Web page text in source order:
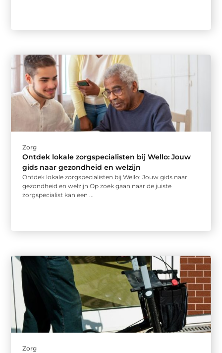
Zorg
Ontdek lokale zorgspecialisten bij Wello: Jouw
gids naar gezondheid en welzijn
Ontdek lokale zorgspecialisten bij Wello: Jouw gids naar
gezondheid en welzijn Op zoek gaan naar de juiste
zorgspecialist kan een ...
Zorg